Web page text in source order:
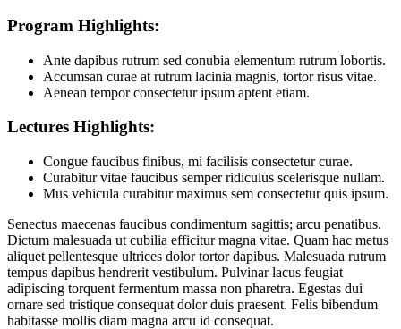
Program Highlights:
Ante dapibus rutrum sed conubia elementum rutrum lobortis.
Accumsan curae at rutrum lacinia magnis, tortor risus vitae.
Aenean tempor consectetur ipsum aptent etiam.
Lectures Highlights:
Congue faucibus finibus, mi facilisis consectetur curae.
Curabitur vitae faucibus semper ridiculus scelerisque nullam.
Mus vehicula curabitur maximus sem consectetur quis ipsum.
Senectus maecenas faucibus condimentum sagittis; arcu penatibus.
Dictum malesuada ut cubilia efficitur magna vitae. Quam hac metus
aliquet pellentesque ultrices dolor tortor dapibus. Malesuada rutrum
tempus dapibus hendrerit vestibulum. Pulvinar lacus feugiat
adipiscing torquent fermentum massa non pharetra. Egestas dui
ornare sed tristique consequat dolor duis praesent. Felis bibendum
habitasse mollis diam magna arcu id consequat.